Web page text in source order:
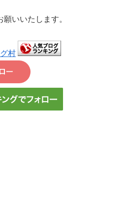
いいたします。
村